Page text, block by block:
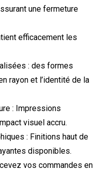
une fermeture
efficacement les
: des formes
rayon et l’identité de la
: Impressions
visuel accru.
: Finitions haut de
disponibles.
vos commandes en